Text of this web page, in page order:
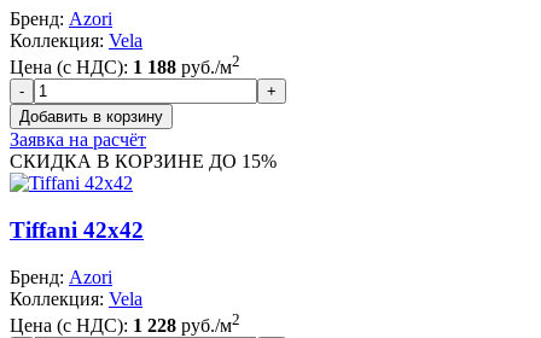
Бренд: Azori
Коллекция: Vela
Цена (с НДС): 1 188 руб./м2
Заявка на расчёт
СКИДКА В КОРЗИНЕ ДО 15%
Tiffani 42x42
Бренд: Azori
Коллекция: Vela
Цена (с НДС): 1 228 руб./м2